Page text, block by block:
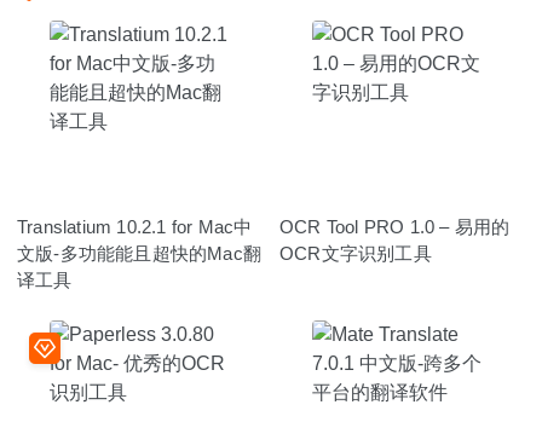
Translatium 10.2.1 for Mac中
文版-多功能能且超快的Mac翻
译工具
OCR Tool PRO 1.0 – 易用的
OCR文字识别工具